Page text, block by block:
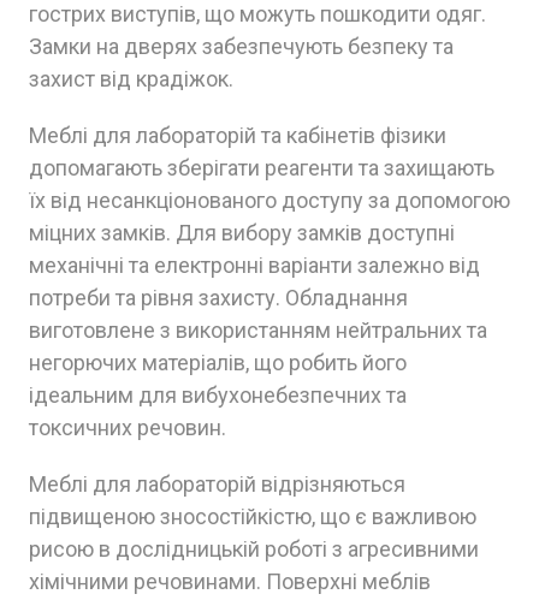
гострих виступів, що можуть пошкодити одяг.
Замки на дверях забезпечують безпеку та
захист від крадіжок.
Меблі для лабораторій та кабінетів фізики
допомагають зберігати реагенти та захищають
їх від несанкціонованого доступу за допомогою
міцних замків. Для вибору замків доступні
механічні та електронні варіанти залежно від
потреби та рівня захисту. Обладнання
виготовлене з використанням нейтральних та
негорючих матеріалів, що робить його
ідеальним для вибухонебезпечних та
токсичних речовин.
Меблі для лабораторій відрізняються
підвищеною зносостійкістю, що є важливою
рисою в дослідницькій роботі з агресивними
хімічними речовинами. Поверхні меблів